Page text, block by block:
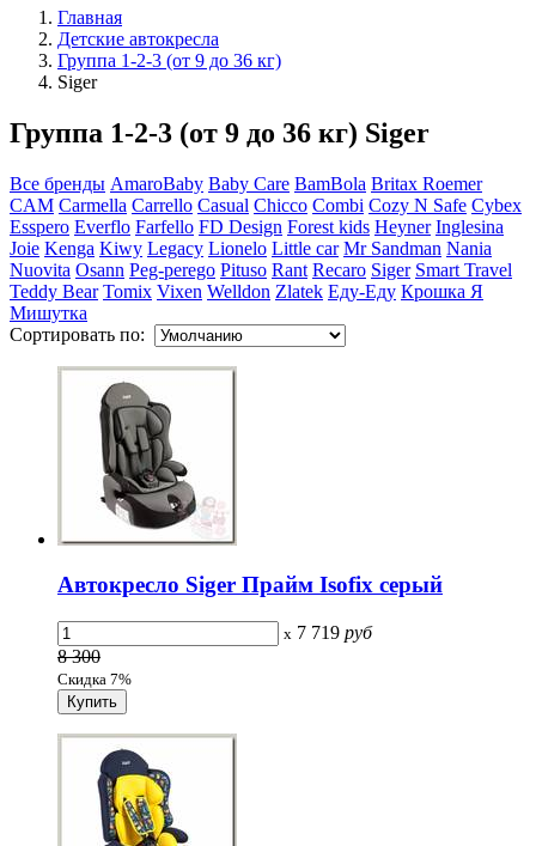
Главная
Детские автокресла
Группа 1-2-3 (от 9 до 36 кг)
Siger
Группа 1-2-3 (от 9 до 36 кг) Siger
Все бренды AmaroBaby Baby Care BamBola Britax Roemer
CAM Carmella Carrello Casual Chicco Combi Cozy N Safe Cybex
Esspero Everflo Farfello FD Design Forest kids Heyner Inglesina
Joie Kenga Kiwy Legacy Lionelo Little car Mr Sandman Nania
Nuovita Osann Peg-perego Pituso Rant Recaro Siger Smart Travel
Teddy Bear Tomix Vixen Welldon Zlatek Еду-Еду Крошка Я
Мишутка
Сортировать по:
Автокресло Siger Прайм Isofix серый
x 7 719 руб
8 300
Скидка 7%